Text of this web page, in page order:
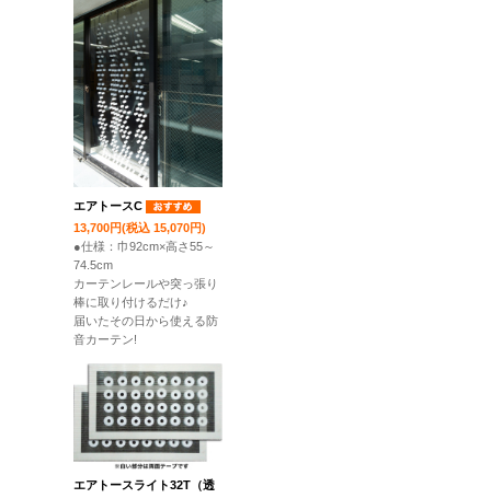
エアトースC
13,700円(税込 15,070円)
●仕様：巾92cm×高さ55～
74.5cm
カーテンレールや突っ張り
棒に取り付けるだけ♪
届いたその日から使える防
音カーテン!
エアトースライト32T（透